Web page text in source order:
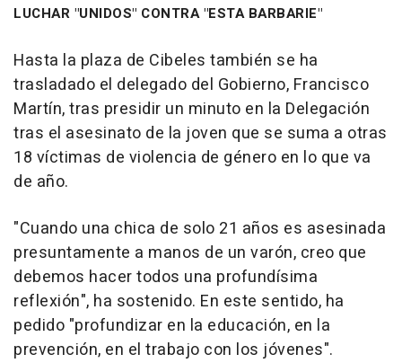
LUCHAR "UNIDOS" CONTRA "ESTA BARBARIE"
Hasta la plaza de Cibeles también se ha
trasladado el delegado del Gobierno, Francisco
Martín, tras presidir un minuto en la Delegación
tras el asesinato de la joven que se suma a otras
18 víctimas de violencia de género en lo que va
de año.
"Cuando una chica de solo 21 años es asesinada
presuntamente a manos de un varón, creo que
debemos hacer todos una profundísima
reflexión", ha sostenido. En este sentido, ha
pedido "profundizar en la educación, en la
prevención, en el trabajo con los jóvenes".